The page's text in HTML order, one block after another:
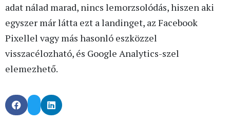
adat nálad marad, nincs lemorzsolódás, hiszen aki
egyszer már látta ezt a landinget, az Facebook
Pixellel vagy más hasonló eszközzel
visszacélozható, és Google Analytics-szel
elemezhető.